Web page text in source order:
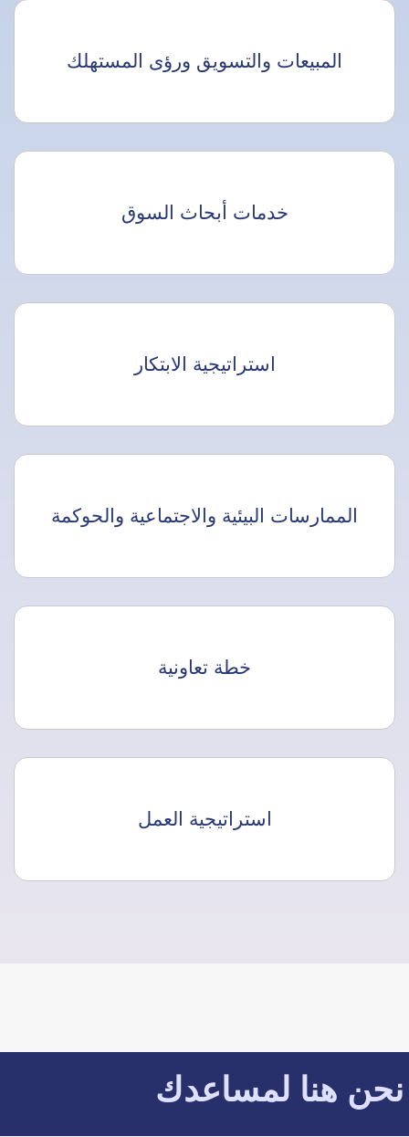
المبيعات والتسويق ورؤى المستهلك
خدمات أبحاث السوق
استراتيجية الابتكار
الممارسات البيئية والاجتماعية والحوكمة
خطة تعاونية
استراتيجية العمل
نحن هنا لمساعدك